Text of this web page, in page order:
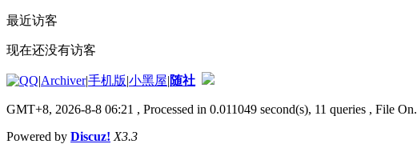
最近访客
现在还没有访客
|Archiver|手机版|小黑屋|随社
GMT+8, 2026-8-8 06:21 , Processed in 0.011049 second(s), 11 queries , File On.
Powered by Discuz! X3.3